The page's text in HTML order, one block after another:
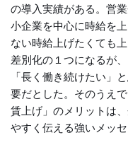
の導入実績がある。営
小企業を中心に時給を
ない時給上げたくても
差別化の１つになるが
「長く働き続けたい」
要だとした。そのうえ
賃上げ」のメリットは
やすく伝える強いメッ